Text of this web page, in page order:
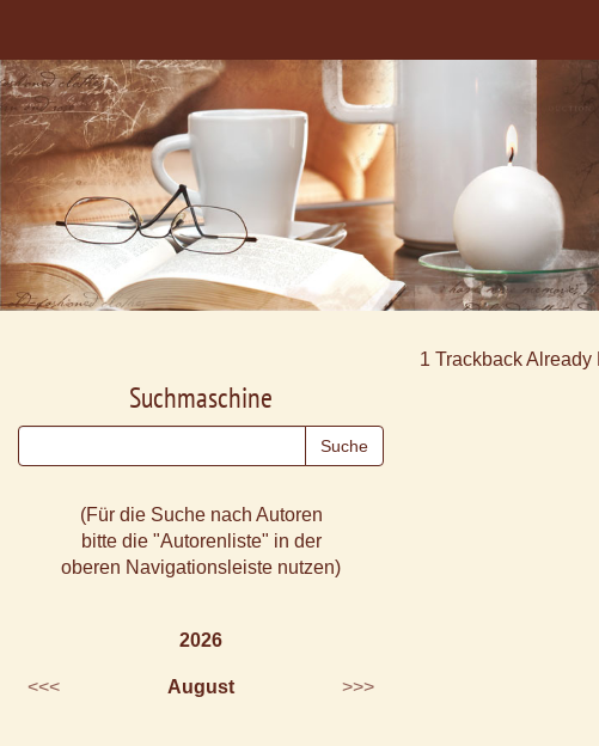
1 Trackback Already
Suchmaschine
(Für die Suche nach Autoren
bitte die "Autorenliste" in der
oberen Navigationsleiste nutzen)
2026
<<< August >>>